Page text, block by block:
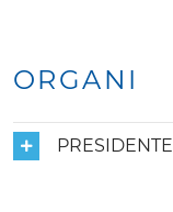
ORGANI
PRESIDENTE